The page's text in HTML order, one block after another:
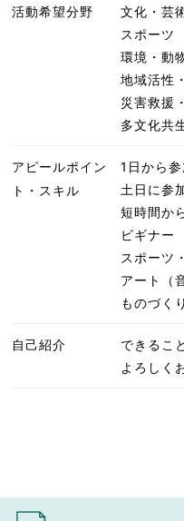
活動希望分野
文化・芸
スポーツ
環境・動
地域活性
災害救援
多文化共
アピールポイン
ト・スキル
1日から
土日に参
短時間か
ビギナー
スポーツ
アート（
ものづくり
自己紹介
できるこ
よろしく